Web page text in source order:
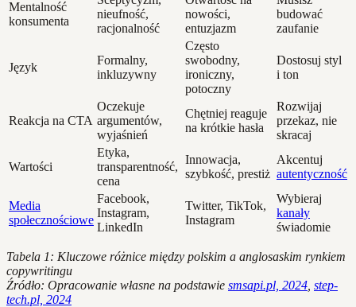
Mentalność
konsumenta
nieufność,
racjonalność
nowości,
entuzjazm
budować
zaufanie
Język
Formalny,
inkluzywny
Często
swobodny,
ironiczny,
potoczny
Dostosuj styl
i ton
Reakcja na CTA
Oczekuje
argumentów,
wyjaśnień
Chętniej reaguje
na krótkie hasła
Rozwijaj
przekaz, nie
skracaj
Wartości
Etyka,
transparentność,
cena
Innowacja,
szybkość, prestiż
Akcentuj
autentyczność
Media
społecznościowe
Facebook,
Instagram,
LinkedIn
Twitter, TikTok,
Instagram
Wybieraj
kanały
świadomie
Tabela 1: Kluczowe różnice między polskim a anglosaskim rynkiem
copywritingu
Źródło: Opracowanie własne na podstawie smsapi.pl, 2024 step-
tech.pl, 2024